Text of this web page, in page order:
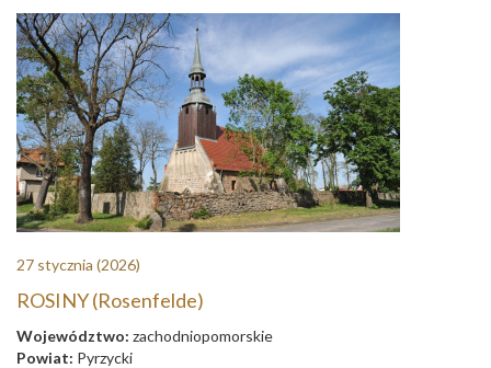
27 stycznia (2026)
ROSINY (Rosenfelde)
Województwo: zachodniopomorskie
Powiat: Pyrzycki